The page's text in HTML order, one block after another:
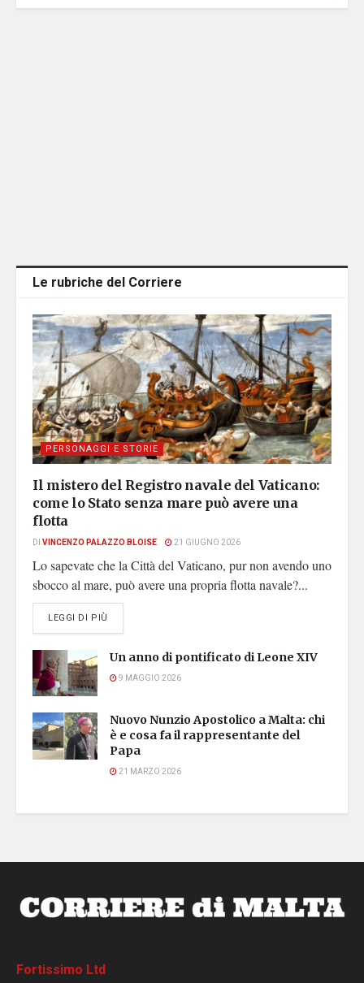
Le rubriche del Corriere
PERSONAGGI E STORIE
Il mistero del Registro navale del Vaticano:
come lo Stato senza mare può avere una
flotta
DI VINCENZO PALAZZO BLOISE 21 GIUGNO 2026
Lo sapevate che la Città del Vaticano, pur non avendo uno
sbocco al mare, può avere una propria flotta navale?...
LEGGI DI PIÙ
Un anno di pontificato di Leone XIV
9 MAGGIO 2026
Nuovo Nunzio Apostolico a Malta: chi
è e cosa fa il rappresentante del
Papa
21 MARZO 2026
Fortissimo Ltd